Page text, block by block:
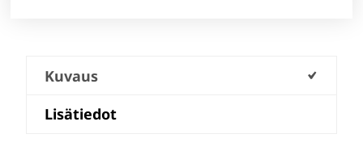
Kuvaus
Lisätiedot